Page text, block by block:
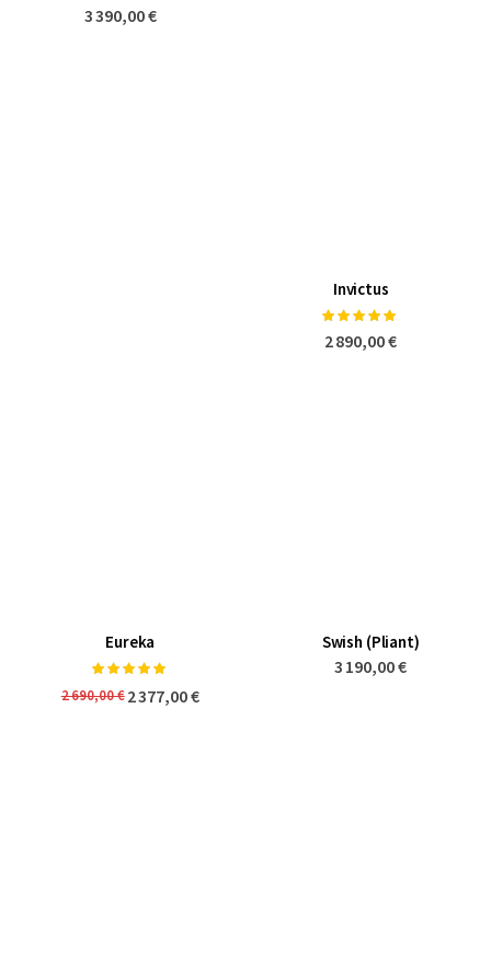
3 390,00 €
Invictus
Notation:
2 890,00 €
Eureka
Notation:
2 690,00 €2 377,00 €
Swish (Pliant)
3 190,00 €